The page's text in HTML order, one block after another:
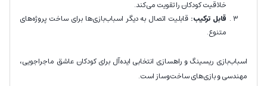
خلاقیت کودکان را تقویت می‌کند.
قابل ترکیب: قابلیت اتصال به دیگر اسباب‌بازی‌ها برای ساخت پروژه‌های
متنوع.
اسباب‌بازی ریسینگ و راهسازی انتخابی ایده‌آل برای کودکان عاشق ماجراجویی،
مهندسی و بازی‌های ساخت‌وساز است.